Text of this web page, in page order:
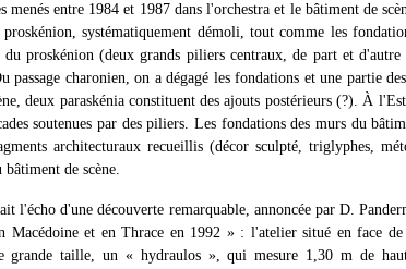
menés entre 1984 et 1987 dans l'orchestra et le bâtiment de
systématiquement démoli, tout comme les
proskénion (deux grands piliers centraux, de part et d'autre
passage charonien, on a dégagé les fondations et une partie
deux paraskénia constituent des ajouts postérieurs (?). À
soutenues par des piliers. Les fondations des murs du
architecturaux recueillis (décor sculpté, triglyphes,
de scène.
l'écho d'une découverte remarquable, annoncée par D.
Macédoine et en Thrace en 1992 » : l'atelier situé en face
grande taille, un « hydraulos », qui mesure 1,30 m de